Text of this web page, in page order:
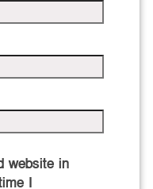
website in
I